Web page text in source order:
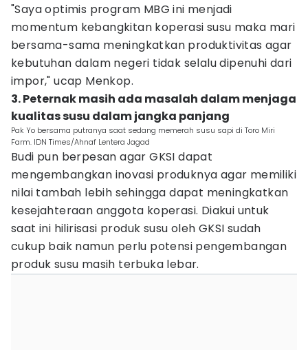
"Saya optimis program MBG ini menjadi
momentum kebangkitan koperasi susu maka mari
bersama-sama meningkatkan produktivitas agar
kebutuhan dalam negeri tidak selalu dipenuhi dari
impor," ucap Menkop.
3. Peternak masih ada masalah dalam menjaga
kualitas susu dalam jangka panjang
Pak Yo bersama putranya saat sedang memerah susu sapi di Toro Miri
Farm. IDN Times/Ahnaf Lentera Jagad
Budi pun berpesan agar GKSI dapat
mengembangkan inovasi produknya agar memiliki
nilai tambah lebih sehingga dapat meningkatkan
kesejahteraan anggota koperasi. Diakui untuk
saat ini hilirisasi produk susu oleh GKSI sudah
cukup baik namun perlu potensi pengembangan
produk susu masih terbuka lebar.